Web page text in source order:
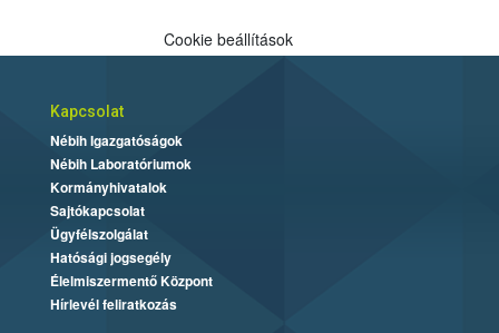
Cookie beállítások
Kapcsolat
Nébih Igazgatóságok
Nébih Laboratóriumok
Kormányhivatalok
Sajtókapcsolat
Ügyfélszolgálat
Hatósági jogsegély
Élelmiszermentő Központ
Hírlevél feliratkozás